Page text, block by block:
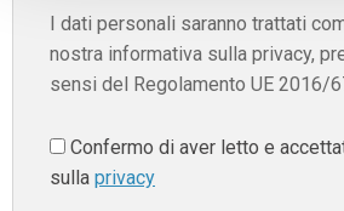
I dati personali saranno trattati
nostra informativa sulla privacy,
sensi del Regolamento UE 2016/
Confermo di aver letto e
sulla privacy